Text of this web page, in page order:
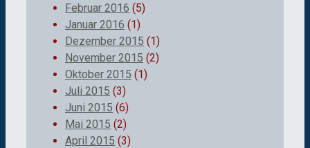
Februar 2016 (5)
Januar 2016 (1)
Dezember 2015 (1)
November 2015 (2)
Oktober 2015 (1)
Juli 2015 (3)
Juni 2015 (6)
Mai 2015 (2)
April 2015 (3)